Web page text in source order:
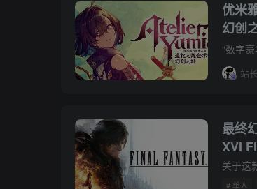
优米
幻创
方简
站
最终
XVI
# 单人